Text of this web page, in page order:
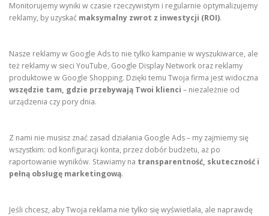
Monitorujemy wyniki w czasie rzeczywistym i regularnie optymalizujemy
reklamy, by uzyskać maksymalny zwrot z inwestycji (ROI).
Nasze reklamy w Google Ads to nie tylko kampanie w wyszukiwarce, ale
też reklamy w sieci YouTube, Google Display Network oraz reklamy
produktowe w Google Shopping. Dzięki temu Twoja firma jest widoczna
wszędzie tam, gdzie przebywają Twoi klienci – niezależnie od
urządzenia czy pory dnia.
Z nami nie musisz znać zasad działania Google Ads – my zajmiemy się
wszystkim: od konfiguracji konta, przez dobór budżetu, aż po
raportowanie wyników. Stawiamy na transparentność, skuteczność i
pełną obsługę marketingową.
Jeśli chcesz, aby Twoja reklama nie tylko się wyświetlała, ale naprawdę